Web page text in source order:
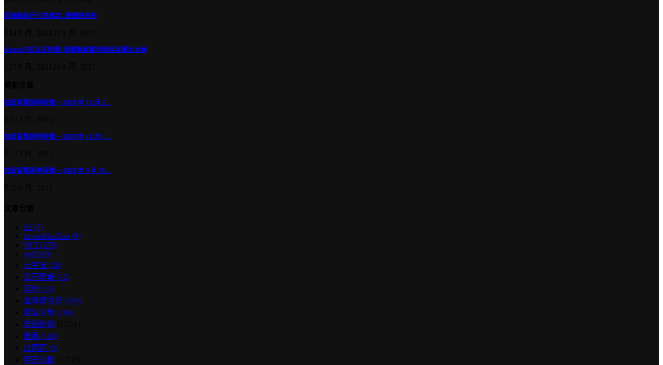
區塊鏈用戶行為報告: 遊戲的視角
GameFi的正式登場! 從默默無聞地發展至聲名大噪
加密貨幣即時報價 – 2025 年 12 月 2...
加密貨幣即時報價 – 2025 年 12 月 1...
加密貨幣即時報價 – 2025 年 9 月 15...
AI (7)
InvestManDao (9)
NFT (279)
web3 (9)
元宇宙 (38)
公司發報 (12)
其他 (13)
區塊鏈技術 (203)
幣價分析 (180)
幣圈新聞
推薦 (168)
改圖區 (3)
明日指數